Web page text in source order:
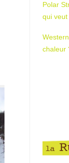
Polar
qui
chaleur